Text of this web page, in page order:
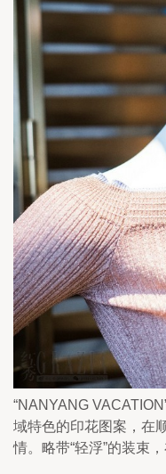
“NANYANG
域特色的印花图案，在
情。略带“轻浮”的装束